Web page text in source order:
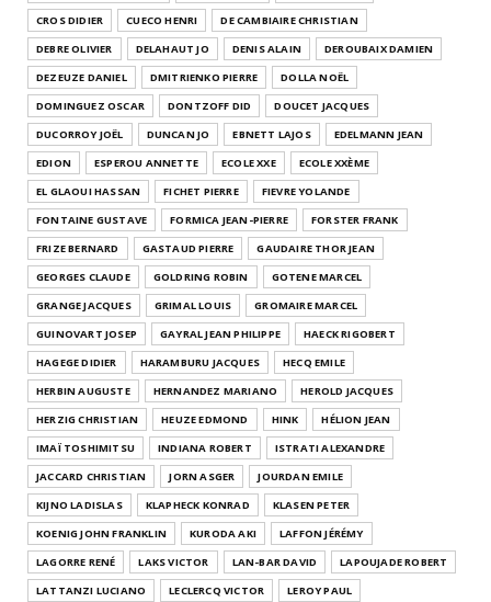
CROS DIDIER
CUECO HENRI
DE CAMBIAIRE CHRISTIAN
DEBRE OLIVIER
DELAHAUT JO DENIS ALAIN
DEROUBAIX DAMIEN
DEZEUZE DANIEL
DMITRIENKO PIERRE
DOLLA NOËL
DOMINGUEZ OSCAR
DONTZOFF DID
DOUCET JACQUES
DUCORROY JOËL
DUNCAN JO EBNETT LAJOS
EDELMANN JEAN
EDION
ESPEROU ANNETTE ECOLE XXE
ECOLE XXÈME
EL GLAOUI HASSAN
FICHET PIERRE
FIEVRE YOLANDE
FONTAINE GUSTAVE
FORMICA JEAN-PIERRE
FORSTER FRANK
FRIZE BERNARD
GASTAUD PIERRE
GAUDAIRE THOR JEAN
GEORGES CLAUDE
GOLDRING ROBIN
GOTENE MARCEL
GRANGE JACQUES
GRIMAL LOUIS
GROMAIRE MARCEL
GUINOVART JOSEP
GAYRAL JEAN PHILIPPE
HAECK RIGOBERT
HAGEGE DIDIER
HARAMBURU JACQUES
HECQ EMILE
HERBIN AUGUSTE
HERNANDEZ MARIANO
HEROLD JACQUES
HERZIG CHRISTIAN
HEUZE EDMOND HINK
HÉLION JEAN
IMAÏ TOSHIMITSU
INDIANA ROBERT
ISTRATI ALEXANDRE
JACCARD CHRISTIAN
JORN ASGER
JOURDAN EMILE
KIJNO LADISLAS
KLAPHECK KONRAD
KLASEN PETER
KOENIG JOHN FRANKLIN
KURODA AKI
LAFFON JÉRÉMY
LAGORRE RENÉ
LAKS VICTOR LAN-BAR DAVID
LAPOUJADE ROBERT
LATTANZI LUCIANO
LECLERCQ VICTOR
LEROY PAUL